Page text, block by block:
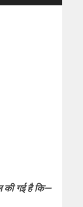
की गई है कि—